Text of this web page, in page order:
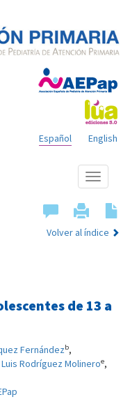
English
Español
Mostrar
menú
Volver al índice
de 13 a
Fernándezb,
Luis Rodríguez Molineroe,